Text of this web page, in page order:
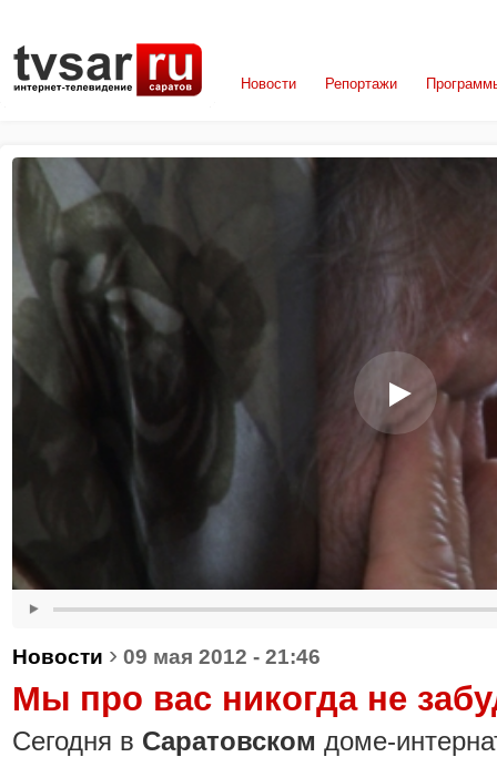
Новости Репортажи
Новости › 09 мая 2012 - 21:46
Мы про вас никогда не
Сегодня в Саратовском доме-